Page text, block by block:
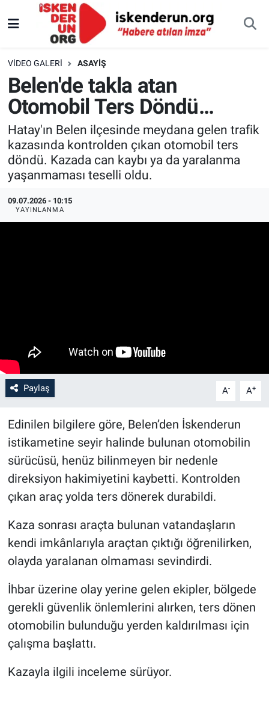
VIDEO GALERI ASAYIŞ
Belen'de takla atan
Otomobil Ters Döndü…
Hatay'ın Belen ilçesinde meydana gelen trafik
kazasında kontrolden çıkan otomobil ters
döndü. Kazada can kaybı ya da yaralanma
yaşanmaması teselli oldu.
09.07.2026 - 10:15
YAYINLANMA
Paylaş A- A+
Edinilen bilgilere göre, Belen’den İskenderun
istikametine seyir halinde bulunan otomobilin
sürücüsü, henüz bilinmeyen bir nedenle
direksiyon hakimiyetini kaybetti. Kontrolden
çıkan araç yolda ters dönerek durabildi.
Kaza sonrası araçta bulunan vatandaşların
kendi imkânlarıyla araçtan çıktığı öğrenilirken,
olayda yaralanan olmaması sevindirdi.
İhbar üzerine olay yerine gelen ekipler, bölgede
gerekli güvenlik önlemlerini alırken, ters dönen
otomobilin bulunduğu yerden kaldırılması için
çalışma başlattı.
Kazayla ilgili inceleme sürüyor.